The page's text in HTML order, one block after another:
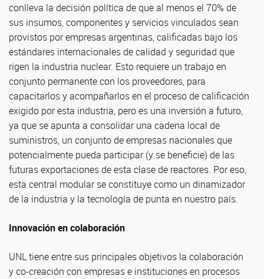
conlleva la decisión política de que al menos el 70% de
sus insumos, componentes y servicios vinculados sean
provistos por empresas argentinas, calificadas bajo los
estándares internacionales de calidad y seguridad que
rigen la industria nuclear. Esto requiere un trabajo en
conjunto permanente con los proveedores, para
capacitarlos y acompañarlos en el proceso de calificación
exigido por esta industria, pero es una inversión a futuro,
ya que se apunta a consolidar una cadena local de
suministros, un conjunto de empresas nacionales que
potencialmente pueda participar (y se beneficie) de las
futuras exportaciones de esta clase de reactores. Por eso,
esta central modular se constituye como un dinamizador
de la industria y la tecnología de punta en nuestro país.
Innovación en colaboración
UNL tiene entre sus principales objetivos la colaboración
y co-creación con empresas e instituciones en procesos